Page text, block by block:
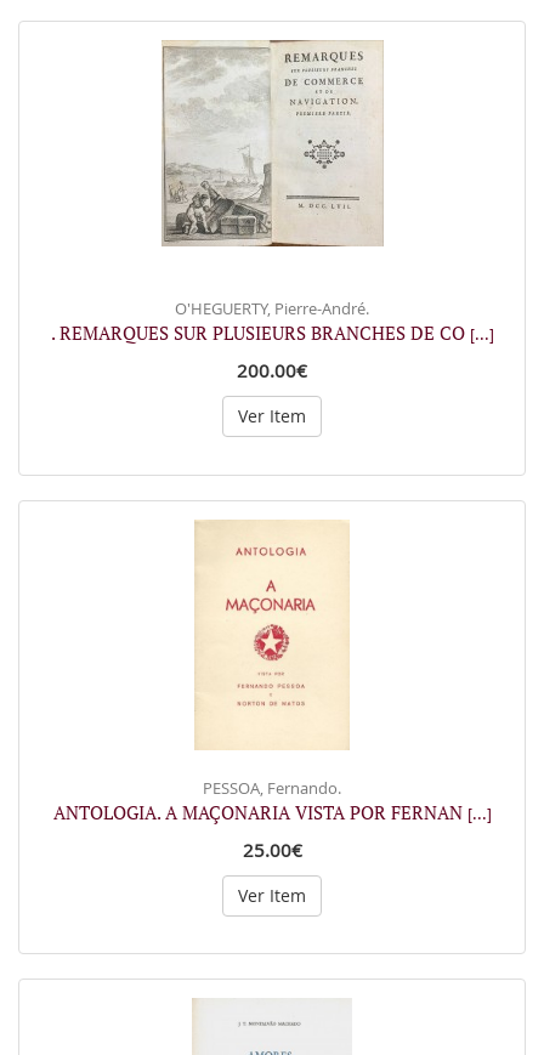
O'HEGUERTY, Pierre-André.
. REMARQUES SUR PLUSIEURS BRANCHES DE CO [...]
200.00€
Ver Item
PESSOA, Fernando.
ANTOLOGIA. A MAÇONARIA VISTA POR FERNAN [...]
25.00€
Ver Item